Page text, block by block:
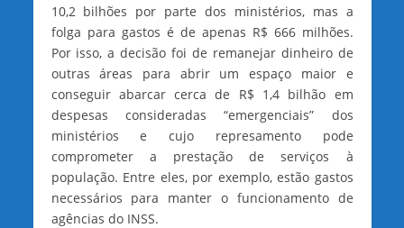
10,2 bilhões por parte dos ministérios, mas a
folga para gastos é de apenas R$ 666 milhões.
Por isso, a decisão foi de remanejar dinheiro de
outras áreas para abrir um espaço maior e
conseguir abarcar cerca de R$ 1,4 bilhão em
despesas consideradas “emergenciais” dos
ministérios e cujo represamento pode
comprometer a prestação de serviços à
população. Entre eles, por exemplo, estão gastos
necessários para manter o funcionamento de
agências do INSS.